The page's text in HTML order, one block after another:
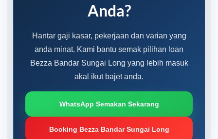
Anda?
Hantar gaji kasar, pekerjaan dan varian yang
anda minat. Kami bantu semak pilihan loan
Bezza Bandar Sungai Long yang lebih masuk
akal ikut bajet anda.
WhatsApp Semakan Sekarang
Booking Bezza Bandar Sungai Long